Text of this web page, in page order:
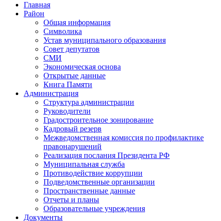
Главная
Район
Общая информация
Символика
Устав муниципального образования
Совет депутатов
СМИ
Экономическая основа
Открытые данные
Книга Памяти
Администрация
Структура администрации
Руководители
Градостроительное зонирование
Кадровый резерв
Межведомственная комиссия по профилактике
правонарушений
Реализация послания Президента РФ
Муниципальная служба
Противодействие коррупции
Подведомственные организации
Пространственные данные
Отчеты и планы
Образовательные учреждения
Документы